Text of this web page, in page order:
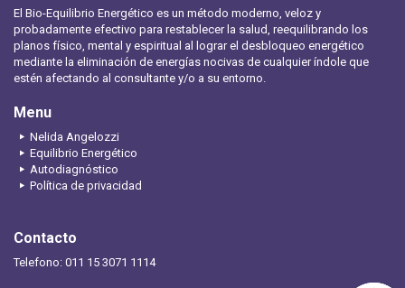
El Bio-Equilibrio Energético es un método moderno, veloz y
probadamente efectivo para restablecer la salud, reequilibrando los
planos físico, mental y espiritual al lograr el desbloqueo energético
mediante la eliminación de energías nocivas de cualquier índole que
estén afectando al consultante y/o a su entorno.
Menu
Nelida Angelozzi
Equilibrio Energético
Autodiagnóstico
Política de privacidad
Contacto
Telefono: 011 15 3071 1114